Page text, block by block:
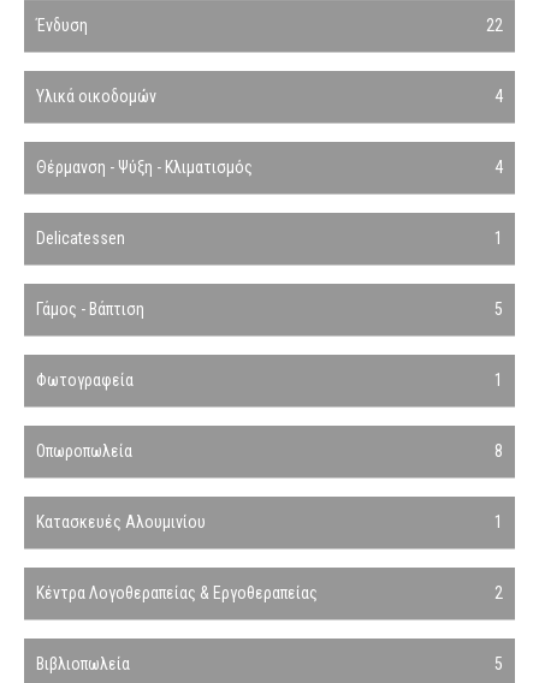
Ένδυση 22
Υλικά οικοδομών 4
Θέρμανση - Ψύξη - Κλιματισμός 4
Delicatessen 1
Γάμος - Βάπτιση 5
Φωτογραφεία 1
Οπωροπωλεία 8
Κατασκευές Αλουμινίου 1
Κέντρα Λογοθεραπείας & Εργοθεραπείας 2
Βιβλιοπωλεία 5